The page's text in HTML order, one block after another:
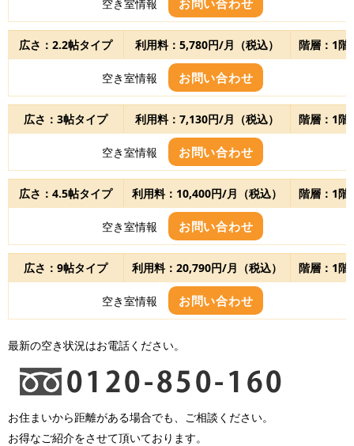
空き室情報
広さ：2.2帖タイプ 利用料：5,780円/月（税込） 階層：1階
空き室情報 お問い合わせ
広さ：3帖タイプ 利用料：7,130円/月（税込） 階層：1階
空き室情報 お問い合わせ
広さ：4.5帖タイプ 利用料：10,400円/月（税込） 階層：1階
空き室情報 お問い合わせ
広さ：9帖タイプ 利用料：20,790円/月（税込） 階層：1階
空き室情報 お問い合わせ
最新の空き状況はお電話ください。
お住まいから距離がある場合でも、ご相談ください。
お得なご紹介をさせて頂いております。